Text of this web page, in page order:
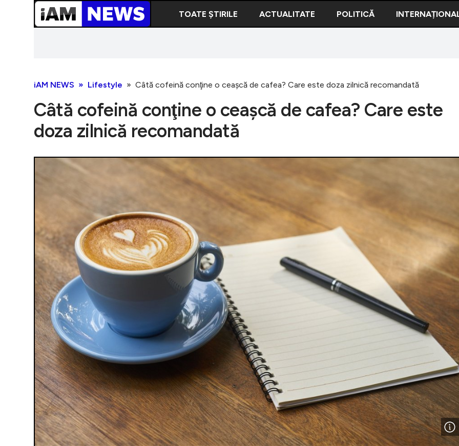
TOATE ȘTIRILE ACTUALITATE POLITICĂ
iAM NEWS Lifestyle Câtă cofeină conţine o ceaşcă de cafea? Care este doza zilnică recomandată
Câtă cofeină conţine o ceaşcă de cafea? Care este
doza zilnică recomandată